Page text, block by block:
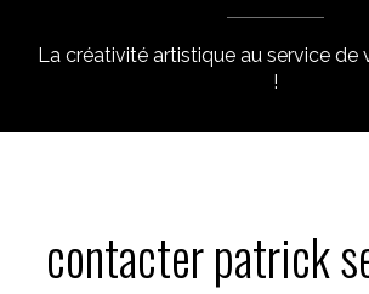
La créativité artistique au service de
!
contacter patrick